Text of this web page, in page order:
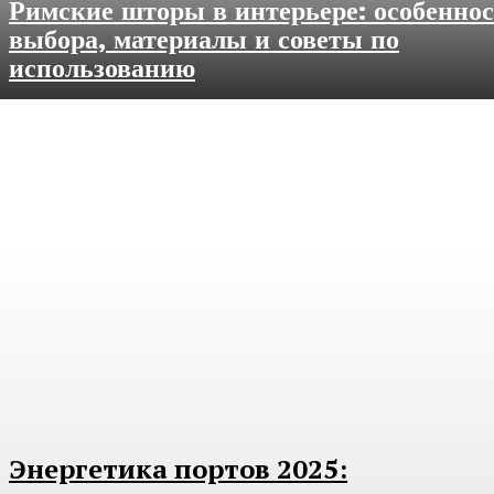
Римские шторы в интерьере:
выбора, материалы и советы по
использованию
Энергетика портов 2025: